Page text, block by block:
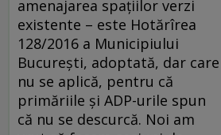
amenajarea spațiilor verzi
existente – este Hotărîrea
128/2016 a Municipiului
București, adoptată, dar care
nu se aplică, pentru că
primăriile și ADP-urile spun
că nu se descurcă. Noi am